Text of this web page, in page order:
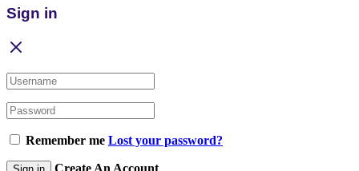
Sign in
Remember me Lost your password?
Create An Account